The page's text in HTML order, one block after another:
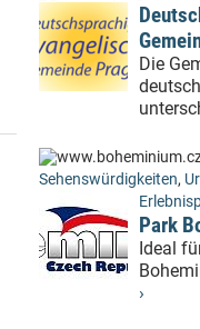
Die
Sehenswürdigkeiten,
Park
Ideal
›